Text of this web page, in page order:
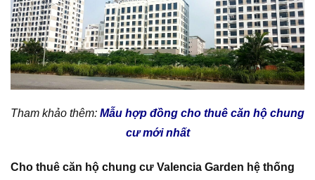
Tham khảo thêm: Mẫu hợp đồng cho thuê căn hộ chung
cư mới nhất
Cho thuê căn hộ chung cư Valencia Garden hệ thống